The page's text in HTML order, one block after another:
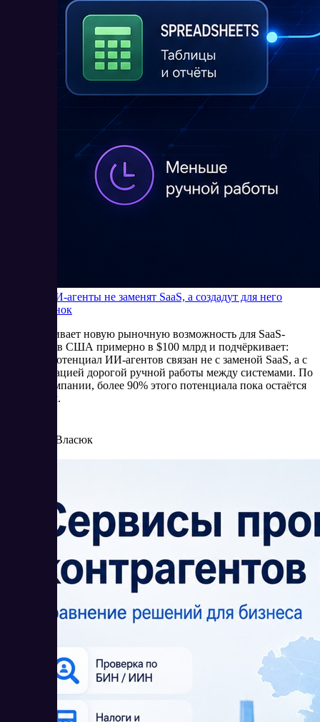
Почему ИИ-агенты не заменят SaaS, а создадут для него
новый рынок
Bain оценивает новую рыночную возможность для SaaS-
компаний в США примерно в $100 млрд и подчёркивает:
главный потенциал ИИ-агентов связан не с заменой SaaS, а с
автоматизацией дорогой ручной работы между системами. По
оценке компании, более 90% этого потенциала пока остаётся
незанятым.
Елена Власюк